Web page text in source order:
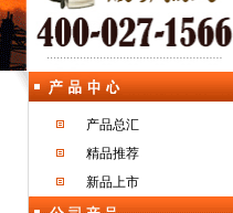
产品总汇
精品推荐
新品上市